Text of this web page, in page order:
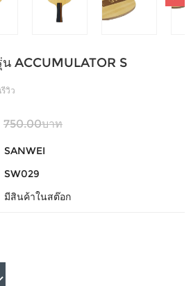
ACCUMULATOR S
วิว
750.00บาท
SANWEI
SW029
มีสินค้าในสต๊อก